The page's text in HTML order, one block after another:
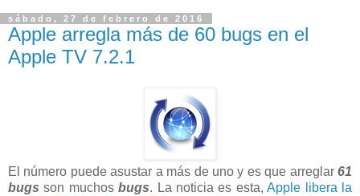
sábado, 27 de febrero de 2016
Apple arregla más de 60 bugs en el
Apple TV 7.2.1
El número puede asustar a más de uno y es que arreglar 61
bugs son muchosbugs. La noticia es esta,Apple libera la